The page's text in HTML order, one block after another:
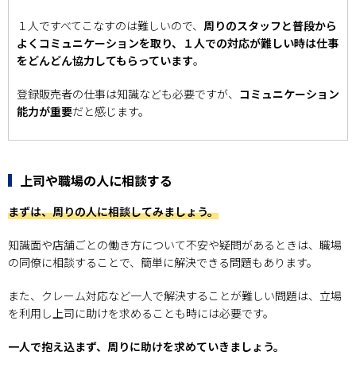
１人ですべてこなすのは難しいので、 周りのスタッフと普段から
よくコミュニケーションを取り、１人での対応が難しい時は仕事
をどんどん協力してもらっています。
登録販売者の仕事は知識なども必要ですが、 コミュニケーション
能力が重要だと感じます。
上司や職場の人に相談する
まずは、周りの人に相談してみましょう。
知識面や店舗ごとの働き方について不安や疑問があるときは、職場
の同僚に相談することで、簡単に解決できる問題もあります。
また、クレーム対応など一人で解決することが難しい問題は、立場
を利用し上司に助けを求めることも時には必要です。
一人で抱え込まず、周りに助けを求めていきましょう。